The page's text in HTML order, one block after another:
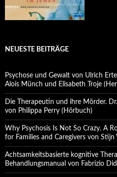
NEUESTE BEITRÄGE
Psychose und Gewalt von Ulrich
Alois Münch und Elisabeth Troje
Die Therapeutin und ihre Mörder.
von Philippa Perry (Hörbuch)
Why Psychosis Is Not So Crazy. A
for Families and Caregivers von Stijn
Achtsamkeitsbasierte kognitive
Behandlungsmanual von Fabrizio